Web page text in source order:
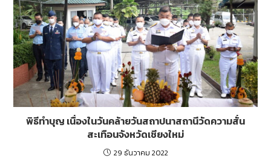
พิธีทำบุญ เนื่องในวันคล้ายวันสถาปนาสถานีวัดความสั่น
สะเทือนจังหวัดเชียงใหม่
29 ธันวาคม 2022